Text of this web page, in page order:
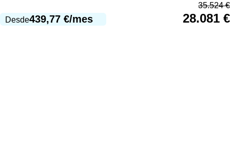
Desde439,77 €/mes
35.524€
28.081 €